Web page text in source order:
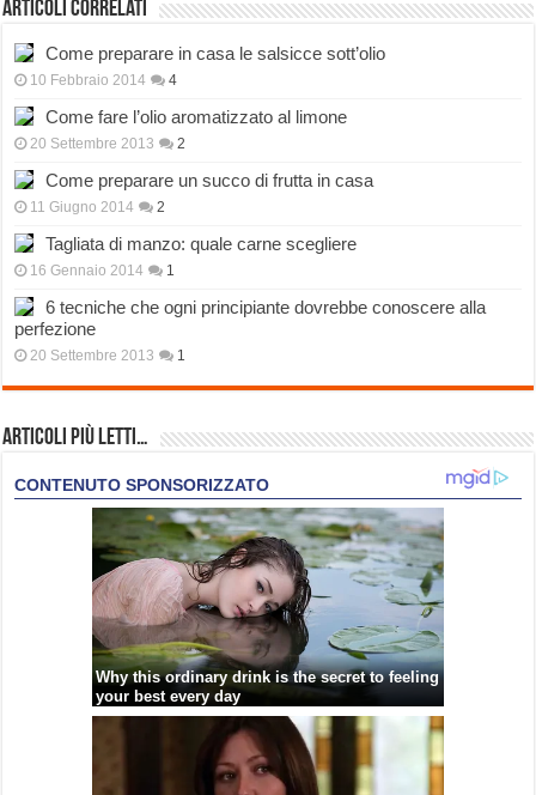
Articoli correlati
Come preparare in casa le salsicce sott’olio
10 Febbraio 2014 4
Come fare l’olio aromatizzato al limone
20 Settembre 2013 2
Come preparare un succo di frutta in casa
11 Giugno 2014 2
Tagliata di manzo: quale carne scegliere
16 Gennaio 2014 1
6 tecniche che ogni principiante dovrebbe conoscere alla
perfezione
20 Settembre 2013 1
Articoli più Letti…